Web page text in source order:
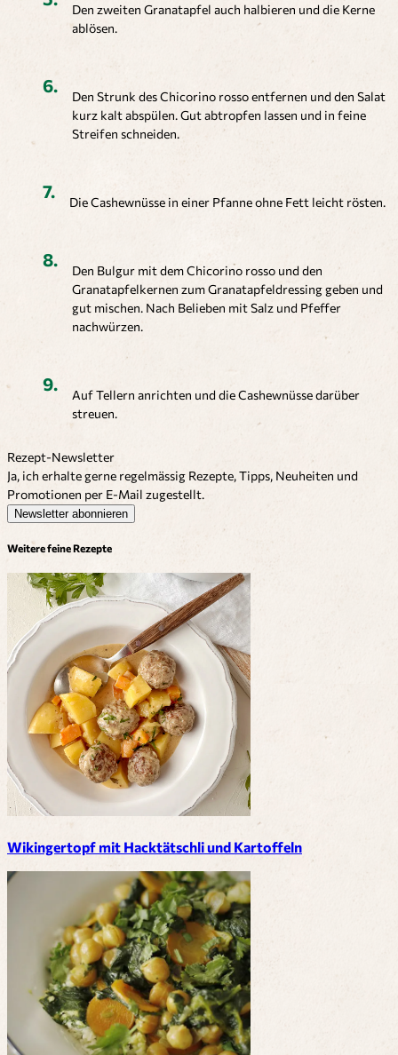
Den zweiten Granatapfel auch halbieren und die Kerne
ablösen.
Den Strunk des Chicorino rosso entfernen und den Salat
kurz kalt abspülen. Gut abtropfen lassen und in feine
Streifen schneiden.
Die Cashewnüsse in einer Pfanne ohne Fett leicht rösten.
Den Bulgur mit dem Chicorino rosso und den
Granatapfelkernen zum Granatapfeldressing geben und
gut mischen. Nach Belieben mit Salz und Pfeffer
nachwürzen.
Auf Tellern anrichten und die Cashewnüsse darüber
streuen.
Rezept-Newsletter
Ja, ich erhalte gerne regelmässig Rezepte, Tipps, Neuheiten und
Promotionen per E-Mail zugestellt.
Newsletter abonnieren
Weitere feine Rezepte
Wikingertopf mit Hacktätschli und Kartoffeln